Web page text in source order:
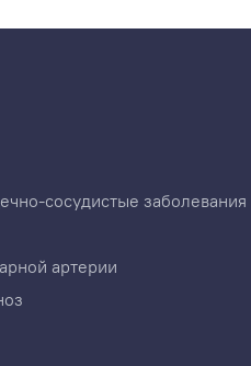
сосудистые заболевания
артерии